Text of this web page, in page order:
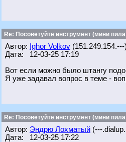
Re: Посоветуйте инструмент (мини
Автор: Ighor Volkov (151.249.154.---)
Дата: 12-03-25 17:19
Вот если можно было штангу
Я уже задавал вопрос в теме -
Re: Посоветуйте инструмент (мини
Автор: Эндрю Лохматый (---
Дата: 12-03-25 17:22